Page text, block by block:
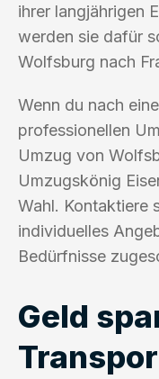
ihrer langjährigen
werden sie dafür
Wolfsburg nach
Wenn du nach
professionellen
Umzug von
Umzugskönig
Wahl. Kontaktiere
individuelles
Bedürfnisse
Geld